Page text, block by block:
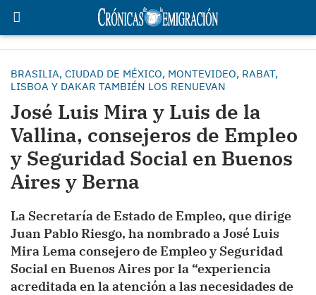
BRASILIA, CIUDAD DE MÉXICO, MONTEVIDEO, RABAT,
LISBOA Y DAKAR TAMBIÉN LOS RENUEVAN
José Luis Mira y Luis de la
Vallina, consejeros de Empleo
y Seguridad Social en Buenos
Aires y Berna
La Secretaría de Estado de Empleo, que dirige
Juan Pablo Riesgo, ha nombrado a José Luis
Mira Lema consejero de Empleo y Seguridad
Social en Buenos Aires por la “experiencia
acreditada en la atención a las necesidades de